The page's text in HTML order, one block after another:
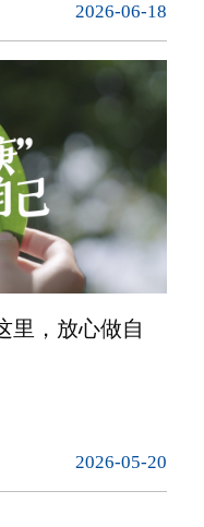
2026-06-18
里，放心做自
2026-05-20